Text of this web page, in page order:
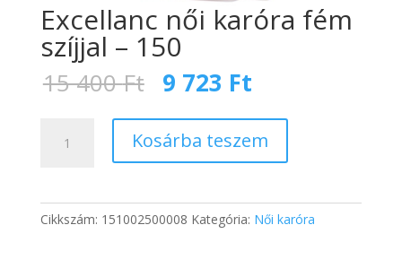
Excellanc női karóra fém
szíjjal – 150
15 400Ft Original
price
was:
15
400 Ft.
9 723 Ft
is:
9
723 Ft.
szíjjal
Kosárba teszem
Cikkszám: 151002500008 Kategória: Női karóra